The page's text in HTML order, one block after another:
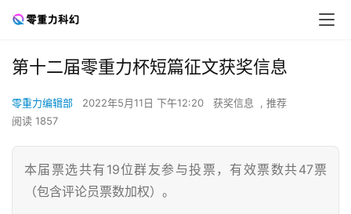
第十二届零重力杯短篇征文获奖信息
零重力编辑部 2022年5月11日 下午12:20 获奖信息 , 推荐
阅读 1857
本届票选共有19位群友参与投票，有效票数共47票
（包含评论员票数加权）。